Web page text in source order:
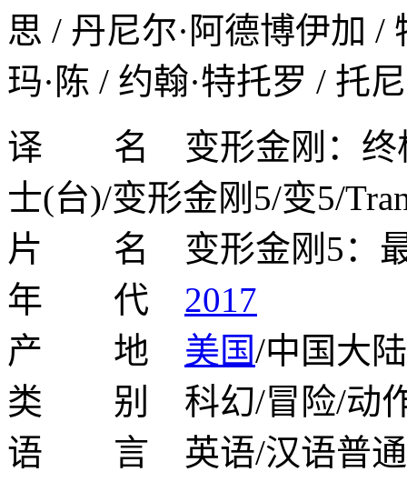
思 / 丹尼尔·阿德博伊加 /
玛·陈 / 约翰·特托罗 / 托
译 名 变形金刚：终极
士(台)/变形金刚5/变5/
片 名 变形金刚5：最
年 代 2017
产 地 美国/中国大
类 别 科幻/冒险/动
语 言 英语/汉语普通